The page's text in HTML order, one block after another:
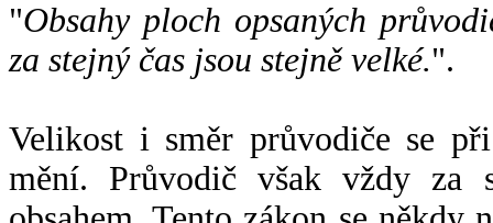
"Obsahy ploch opsaných
za stejný čas jsou stejně velké.".
Velikost i směr průvodiče se
mění. Průvodič však vždy za